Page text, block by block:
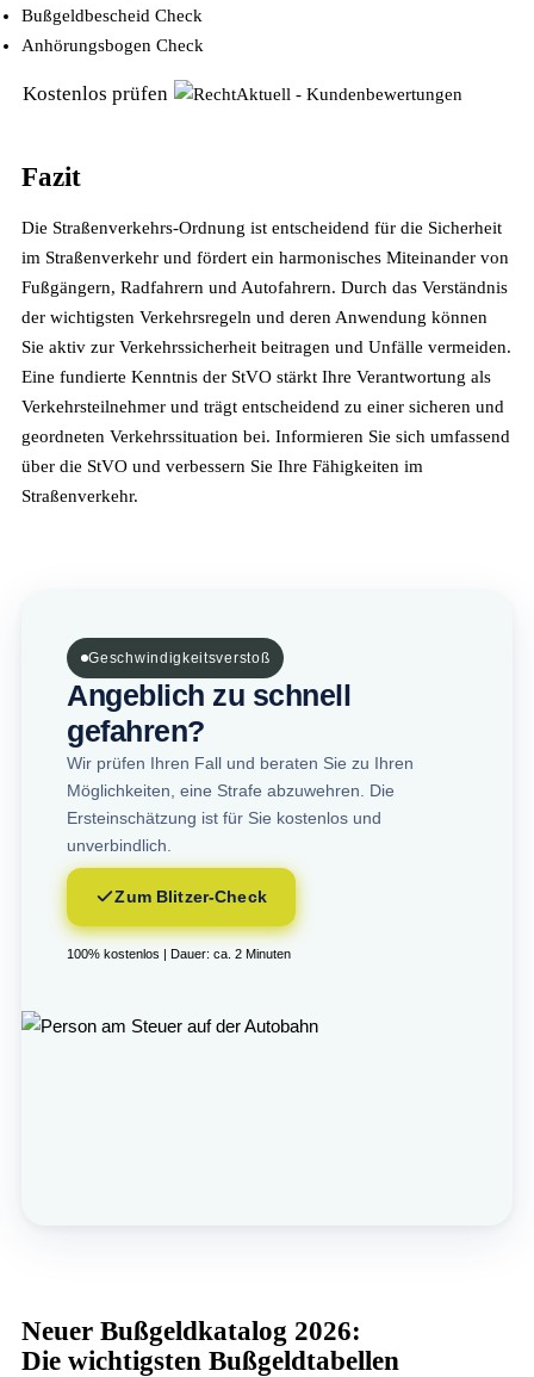
Bußgeldbescheid Check
Anhörungsbogen Check
Kostenlos prüfen
Fazit
Die Straßenverkehrs-Ordnung ist entscheidend für die Sicherheit
im Straßenverkehr und fördert ein harmonisches Miteinander von
Fußgängern, Radfahrern und Autofahrern. Durch das Verständnis
der wichtigsten Verkehrsregeln und deren Anwendung können
Sie aktiv zur Verkehrssicherheit beitragen und Unfälle vermeiden.
Eine fundierte Kenntnis der StVO stärkt Ihre Verantwortung als
Verkehrsteilnehmer und trägt entscheidend zu einer sicheren und
geordneten Verkehrssituation bei. Informieren Sie sich umfassend
über die StVO und verbessern Sie Ihre Fähigkeiten im
Straßenverkehr.
Geschwindigkeitsverstoß
Angeblich zu schnell
gefahren?
Wir prüfen Ihren Fall und beraten Sie zu Ihren
Möglichkeiten, eine Strafe abzuwehren. Die
Ersteinschätzung ist für Sie kostenlos und
unverbindlich.
Zum Blitzer-Check
100% kostenlos | Dauer: ca. 2 Minuten
Neuer Bußgeldkatalog 2026:
Die wichtigsten Bußgeldtabellen